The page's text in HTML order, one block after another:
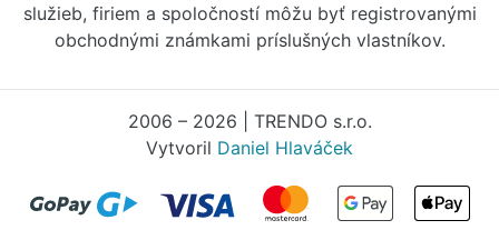
služieb, firiem a spoločností môžu byť registrovanými
obchodnými známkami príslušných vlastníkov.
2006 – 2026 | TRENDO s.r.o.
Vytvoril Daniel Hlaváček